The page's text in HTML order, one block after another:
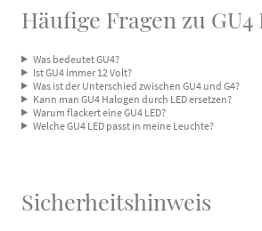
Häufige Fragen zu GU4
Was bedeutet GU4?
Ist GU4 immer 12 Volt?
Was ist der Unterschied zwischen GU4 und G4?
Kann man GU4 Halogen durch LED ersetzen?
Warum flackert eine GU4 LED?
Welche GU4 LED passt in meine Leuchte?
Sicherheitshinweis